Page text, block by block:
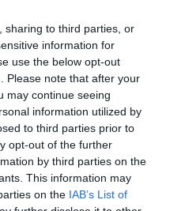
sharing to third parties, or
information for
use the below opt-out
Please note that after your
may continue seeing
information utilized by
to third parties prior to
opt-out of the further
by third parties on the
This information may
on the IAB’s List of
ΜΟΥΣΙΚΗ / LIVE REVIEWS